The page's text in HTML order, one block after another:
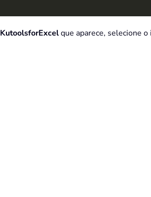
KutoolsforExcelque aparece, selecione